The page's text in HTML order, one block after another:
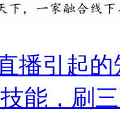
播引起
能，刷